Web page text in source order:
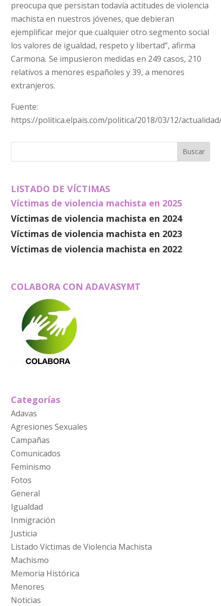
preocupa que persistan todavía actitudes de violencia
machista en nuestros jóvenes, que debieran
ejemplificar mejor que cualquier otro segmento social
los valores de igualdad, respeto y libertad”, afirma
Carmona. Se impusieron medidas en 249 casos, 210
relativos a menores españoles y 39, a menores
extranjeros.
Fuente:
https://politica.elpais.com/politica/2018/03/12/
LISTADO DE VÍCTIMAS
Víctimas de violencia machista en 2025
Víctimas de violencia machista en 2024
Víctimas de violencia machista en 2023
Víctimas de violencia machista en 2022
COLABORA CON ADAVASYMT
Categorías
Adavas
Agresiones Sexuales
Campañas
Comunicados
Feminismo
Fotos
General
Igualdad
Inmigración
Justicia
Listado Víctimas de Violencia Machista
Machismo
Memoria Histórica
Menores
Noticias